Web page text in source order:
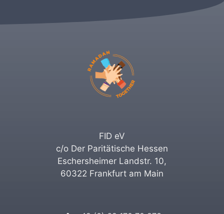
FID eV
c/o Der Paritätische Hessen
Eschersheimer Landstr. 10,
60322 Frankfurt am Main